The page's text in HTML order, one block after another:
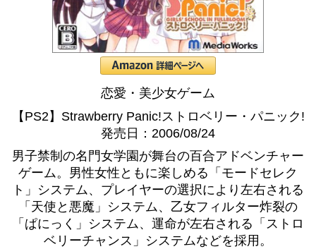
恋愛・美少女ゲーム
【PS2】Strawberry Panic!ストロベリー・パニック!
発売日：2006/08/24
男子禁制の名門女学園が舞台の百合アドベンチャー
ゲーム。男性女性ともに楽しめる「モードセレク
ト」システム、プレイヤーの選択により左右される
「天使と悪魔」システム、乙女フィルター炸裂の
「ぱにっく」システム、運命が左右される「ストロ
ベリーチャンス」システムなどを採用。